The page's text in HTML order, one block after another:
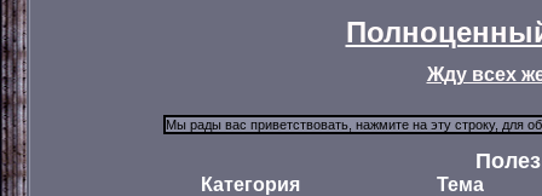
Жду всех
Категория Тема